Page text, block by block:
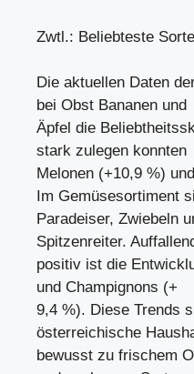
Zwtl.: Beliebteste
Die aktuellen Daten
bei Obst Bananen und
Äpfel die
stark zulegen konnten
Melonen (+10,9 %)
Im Gemüsesortiment
Paradeiser, Zwiebeln
Spitzenreiter.
positiv ist die
und Champignons (+
9,4 %). Diese Trends
österreichische
bewusst zu frischem